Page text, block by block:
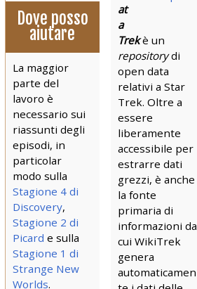
Dove posso
aiutare
La maggior
parte del
lavoro è
necessario sui
riassunti degli
episodi, in
particolar
modo sulla
Stagione 4 di
Discovery,
Stagione 2 di
Picard e sulla
Stagione 1 di
Strange New
Worlds.
at
a
Trekè un
repositorydi
open data
relativi a Star
Trek. Oltre a
essere
liberamente
accessibile per
estrarre dati
grezzi, è anche
la fonte
primaria di
informazioni da
cui WikiTrek
genera
automaticamen